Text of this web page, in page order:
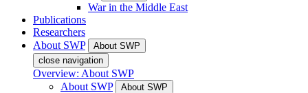
War in the Middle East
Publications
Researchers
About SWP
About SWP
close navigation
Overview: About SWP
About SWP
About SWP